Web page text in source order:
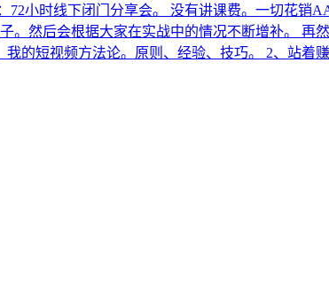
小时线下闭门分享会。 没有讲课费。一切花
。然后会根据大家在实战中的情况不断增补。
的短视频方法论。原则、经验、技巧。 2、站着